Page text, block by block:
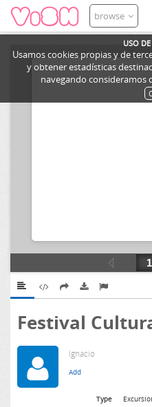
USO
Usamos cookies propias y de
y obtener estadísticas
navegando consideramos
browse
Festival
Ignacio
Type